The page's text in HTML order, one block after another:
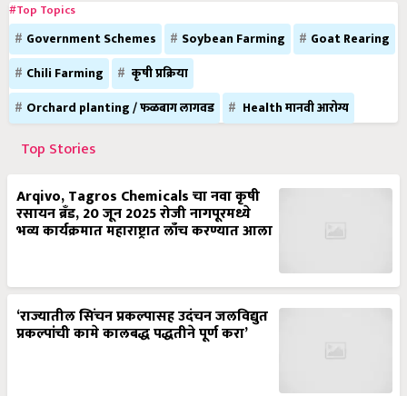
#Top Topics
Government Schemes Soybean Farming
Goat Rearing
Chili Farming
कृषी प्रक्रिया
Orchard planting / फळबाग लागवड
Health मानवी आरोग्य
Top Stories
Arqivo, Tagros Chemicals चा नवा कृषी
रसायन ब्रँड, 20 जून 2025 रोजी नागपूरमध्ये
भव्य कार्यक्रमात महाराष्ट्रात लाँच करण्यात आला
‘राज्यातील सिंचन प्रकल्पासह उदंचन जलविद्युत
प्रकल्पांची कामे कालबद्ध पद्धतीने पूर्ण करा’